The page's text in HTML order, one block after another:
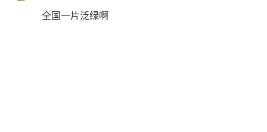
全国一片泛绿啊